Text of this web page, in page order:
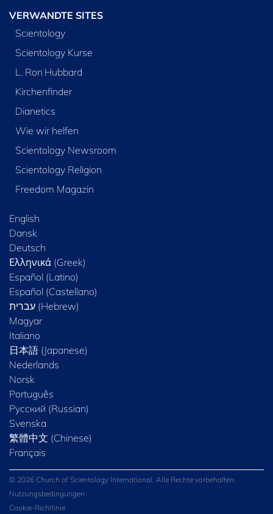
VERWANDTE SITES
Scientology
Scientology Kurse
L. Ron Hubbard
Kirchenfinder
Dianetics
Wie wir helfen
Scientology Newsroom
Scientology Religion
Freedom Magazin
English
Dansk
Deutsch
Ελληνικά (Greek)
Español (Latino)
Español (Castellano)
Magyar
Italiano
日本語 (Japanese)
Nederlands
Norsk
Português
Русский (Russian)
Svenska
繁體中文 (Chinese)
Français
© 2026 Church of Scientology International. Alle Rechte vorbehalten.
Nutzungsbedingungen
Cookie-Richtlinie